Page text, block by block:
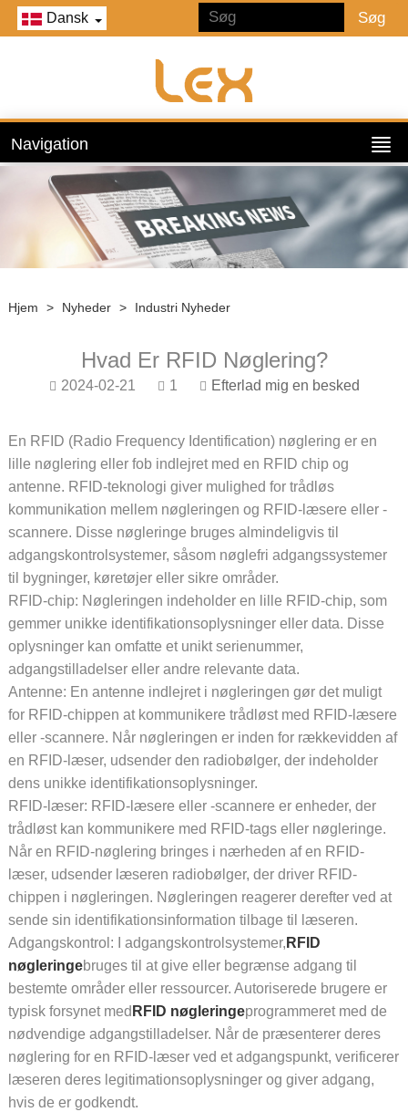
Dansk
Navigation
Hjem > Nyheder > Industri Nyheder
Hvad Er RFID Nøglering?
2024-02-21 1 Efterlad mig en besked
En RFID (Radio Frequency Identification) nøglering er en
lille nøglering eller fob indlejret med en RFID chip og
antenne. RFID-teknologi giver mulighed for trådløs
kommunikation mellem nøgleringen og RFID-læsere eller -
scannere. Disse nøgleringe bruges almindeligvis til
adgangskontrolsystemer, såsom nøglefri adgangssystemer
til bygninger, køretøjer eller sikre områder.
RFID-chip: Nøgleringen indeholder en lille RFID-chip, som
gemmer unikke identifikationsoplysninger eller data. Disse
oplysninger kan omfatte et unikt serienummer,
adgangstilladelser eller andre relevante data.
Antenne: En antenne indlejret i nøgleringen gør det muligt
for RFID-chippen at kommunikere trådløst med RFID-læsere
eller -scannere. Når nøgleringen er inden for rækkevidden af
​​en RFID-læser, udsender den radiobølger, der indeholder
dens unikke identifikationsoplysninger.
RFID-læser: RFID-læsere eller -scannere er enheder, der
trådløst kan kommunikere med RFID-tags eller nøgleringe.
Når en RFID-nøglering bringes i nærheden af ​​en RFID-
læser, udsender læseren radiobølger, der driver RFID-
chippen i nøgleringen. Nøgleringen reagerer derefter ved at
sende sin identifikationsinformation tilbage til læseren.
Adgangskontrol: I adgangskontrolsystemer, RFID
nøgleringebruges til at give eller begrænse adgang til
bestemte områder eller ressourcer. Autoriserede brugere er
typisk forsynet med RFID nøgleringeprogrammeret med de
nødvendige adgangstilladelser. Når de præsenterer deres
nøglering for en RFID-læser ved et adgangspunkt, verificerer
læseren deres legitimationsoplysninger og giver adgang,
hvis de er godkendt.